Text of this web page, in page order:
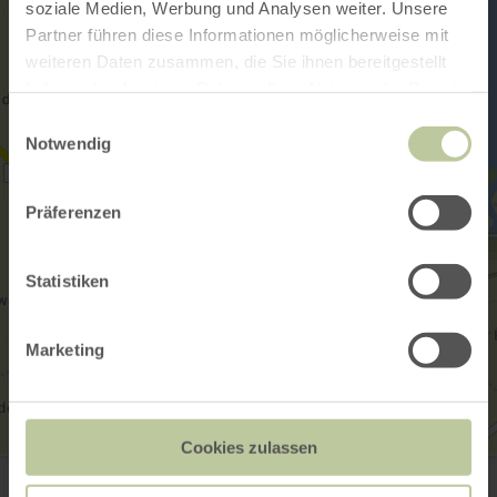
soziale Medien, Werbung und Analysen weiter. Unsere
Partner führen diese Informationen möglicherweise mit
weiteren Daten zusammen, die Sie ihnen bereitgestellt
Notwendig
Präferenzen
Statistiken
Marketing
Cookies zulassen
Am Wassersportsee 7